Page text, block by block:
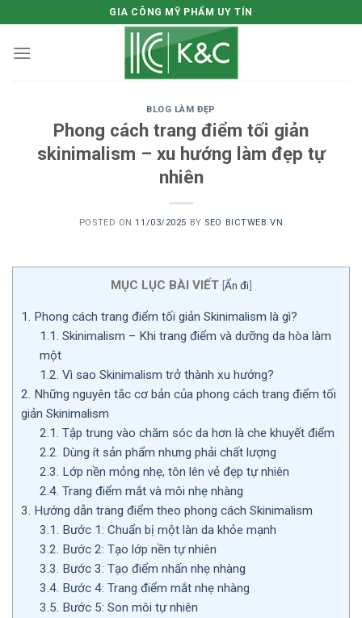
to
content
GIA CÔNG MỸ PHẨM UY TÍN
BLOG LÀM ĐẸP
Phong cách trang điểm tối giản
skinimalism – xu hướng làm đẹp tự
nhiên
POSTED ON11/03/2025 BY SEO BICTWEB.VN
MỤC LỤC BÀI VIẾT [Ẩn đi]
1. Phong cách trang điểm tối giản Skinimalism là gì?
1.1. Skinimalism – Khi trang điểm và dưỡng da hòa làm
một
1.2. Vì sao Skinimalism trở thành xu hướng?
2. Những nguyên tắc cơ bản của phong cách trang điểm tối
giản Skinimalism
2.1. Tập trung vào chăm sóc da hơn là che khuyết điểm
2.2. Dùng ít sản phẩm nhưng phải chất lượng
2.3. Lớp nền mỏng nhẹ, tôn lên vẻ đẹp tự nhiên
2.4. Trang điểm mắt và môi nhẹ nhàng
3. Hướng dẫn trang điểm theo phong cách Skinimalism
3.1. Bước 1: Chuẩn bị một làn da khỏe mạnh
3.2. Bước 2: Tạo lớp nền tự nhiên
3.3. Bước 3: Tạo điểm nhấn nhẹ nhàng
3.4. Bước 4: Trang điểm mắt nhẹ nhàng
3.5. Bước 5: Son môi tự nhiên